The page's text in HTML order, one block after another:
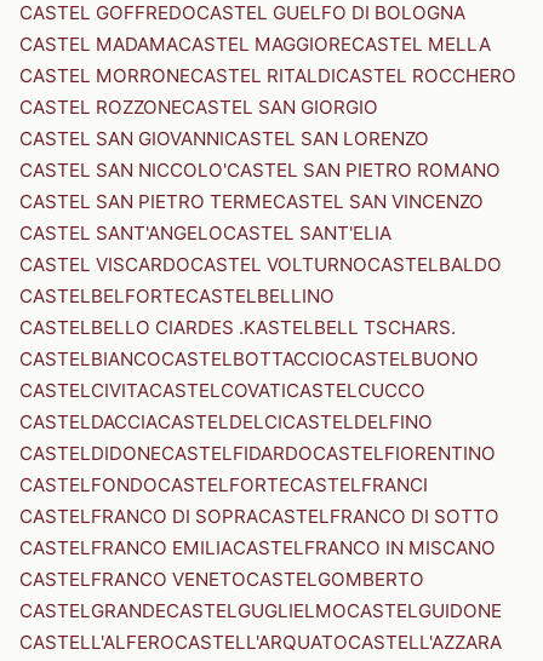
CASTEL GOFFREDOCASTEL GUELFO DI BOLOGNA
CASTEL MADAMACASTEL MAGGIORECASTEL MELLA
CASTEL MORRONECASTEL RITALDICASTEL ROCCHERO
CASTEL ROZZONECASTEL SAN GIORGIO
CASTEL SAN GIOVANNICASTEL SAN LORENZO
CASTEL SAN NICCOLO'CASTEL SAN PIETRO ROMANO
CASTEL SAN PIETRO TERMECASTEL SAN VINCENZO
CASTEL SANT'ANGELOCASTEL SANT'ELIA
CASTEL VISCARDOCASTEL VOLTURNOCASTELBALDO
CASTELBELFORTECASTELBELLINO
CASTELBELLO CIARDES .KASTELBELL TSCHARS.
CASTELBIANCOCASTELBOTTACCIOCASTELBUONO
CASTELCIVITACASTELCOVATICASTELCUCCO
CASTELDACCIACASTELDELCICASTELDELFINO
CASTELDIDONECASTELFIDARDOCASTELFIORENTINO
CASTELFONDOCASTELFORTECASTELFRANCI
CASTELFRANCO DI SOPRACASTELFRANCO DI SOTTO
CASTELFRANCO EMILIACASTELFRANCO IN MISCANO
CASTELFRANCO VENETOCASTELGOMBERTO
CASTELGRANDECASTELGUGLIELMOCASTELGUIDONE
CASTELL'ALFEROCASTELL'ARQUATOCASTELL'AZZARA